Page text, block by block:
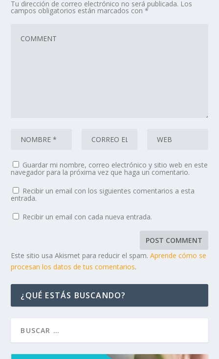
Tu dirección de correo electrónico no será publicada. Los
campos obligatorios están marcados con*
Guardar mi nombre, correo electrónico y sitio web en este
navegador para la próxima vez que haga un comentario.
Recibir un email con los siguientes comentarios a esta
entrada.
Recibir un email con cada nueva entrada.
Este sitio usa Akismet para reducir el spam.Aprende cómo se
procesan los datos de tus comentarios.
¿QUÉ ESTÁS BUSCANDO?